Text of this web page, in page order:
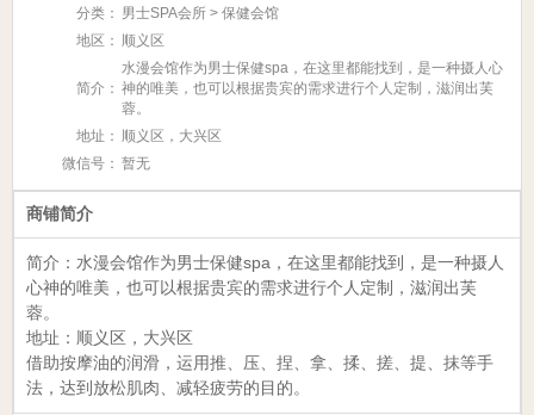
分类： 男士SPA会所 > 保健会馆
地区：
顺义区
简介：
水漫会馆作为男士保健spa，在这里都能找到，是一种摄人心
神的唯美，也可以根据贵宾的需求进行个人定制，滋润出芙
蓉。
地址：
顺义区，大兴区
微信号： 暂无
商铺简介
简介 ： 水漫会馆作为男士保健spa，在这里都能找到，是一种摄人
心神的唯美，也可以根据贵宾的需求进行个人定制，滋润出芙
蓉。
地址：顺义 区，大兴区
借助按摩油的润滑，运用推、压、捏、拿、揉、搓、提、抹等手
法，达到放松肌肉、减轻疲劳的目的。